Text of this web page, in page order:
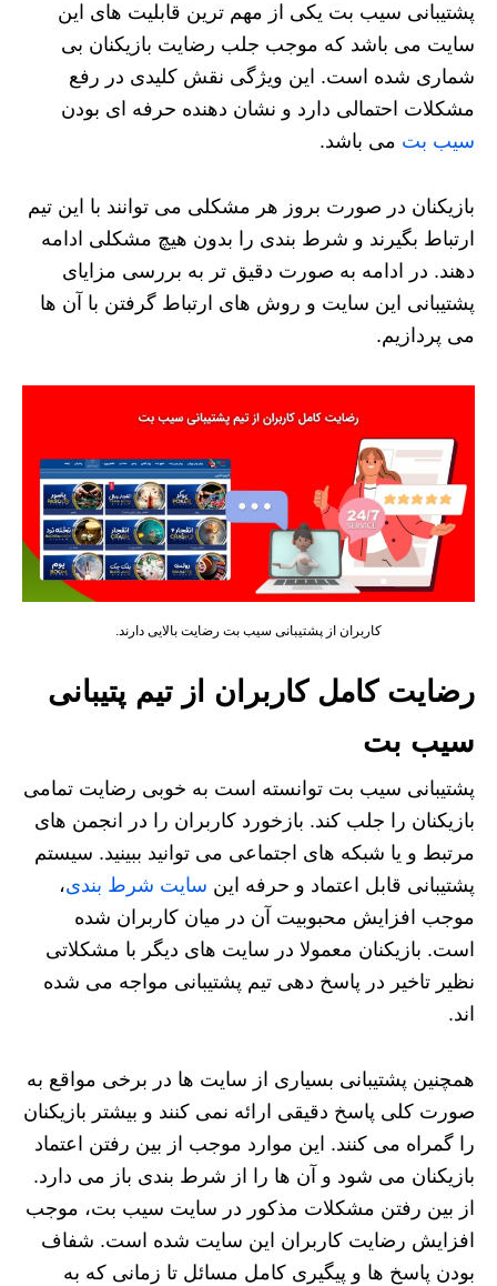
پشتیبانی سیب بت یکی از مهم ترین قابلیت های این
سایت می باشد که موجب جلب رضایت بازیکنان بی
شماری شده است. این ویژگی نقش کلیدی در رفع
مشکلات احتمالی دارد و نشان دهنده حرفه ای بودن
سیب بت می باشد.
بازیکنان در صورت بروز هر مشکلی می توانند با این تیم
ارتباط بگیرند و شرط بندی را بدون هیچ مشکلی ادامه
دهند. در ادامه به صورت دقیق تر به بررسی مزایای
پشتیبانی این سایت و روش های ارتباط گرفتن با آن ها
می پردازیم.
کاربران از پشتیبانی سیب بت رضایت بالایی دارند.
رضایت کامل کاربران از تیم پتیبانی
سیب بت
پشتیبانی سیب بت توانسته است به خوبی رضایت تمامی
بازیکنان را جلب کند. بازخورد کاربران را در انجمن های
مرتبط و یا شبکه های اجتماعی می توانید ببینید. سیستم
پشتیبانی قابل اعتماد و حرفه این سایت شرط بندی،
موجب افزایش محبوبیت آن در میان کاربران شده
است. بازیکنان معمولا در سایت های دیگر با مشکلاتی
نظیر تاخیر در پاسخ دهی تیم پشتیبانی مواجه می شده
اند.
همچنین پشتیبانی بسیاری از سایت ها در برخی مواقع به
صورت کلی پاسخ دقیقی ارائه نمی کنند و بیشتر بازیکنان
را گمراه می کنند. این موارد موجب از بین رفتن اعتماد
بازیکنان می شود و آن ها را از شرط بندی باز می دارد.
از بین رفتن مشکلات مذکور در سایت سیب بت، موجب
افزایش رضایت کاربران این سایت شده است. شفاف
بودن پاسخ ها و پیگیری کامل مسائل تا زمانی که به